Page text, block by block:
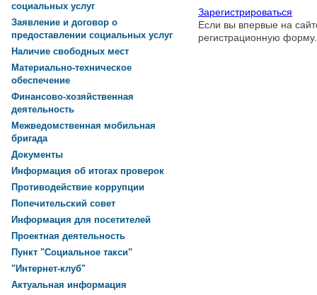
Зарегистрироваться
Если вы впервые на
регистрационную форму.
социальных услуг
Заявление и договор о
предоставлении социальных услуг
Наличие свободных мест
Материально-техническое
обеспечение
Финансово-хозяйственная
деятельность
Межведомственная мобильная
бригада
Документы
Информация об итогах проверок
Противодействие коррупции
Попечительский совет
Информация для посетителей
Проектная деятельность
Пункт "Социальное такси"
"Интернет-клуб"
Актуальная информация